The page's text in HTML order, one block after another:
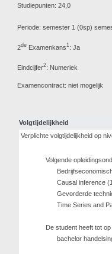
Studiepunten: 24,0
Periode: semester 1 (0sp)
2de Examenkans1: Ja
Eindcijfer2: Numeriek
Examencontract: niet mogelijk
Volgtijdelijkheid
Verplichte volgtijdelijkheid op
Volgende
Causal inference
Gevorderde
Time Series and
De student heeft tot
bachelor